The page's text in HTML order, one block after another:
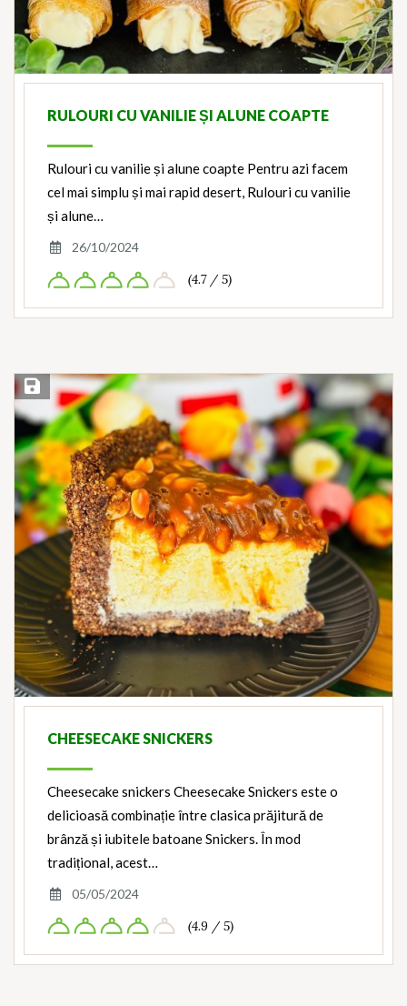
RULOURI CU VANILIE ȘI ALUNE COAPTE
Rulouri cu vanilie și alune coapte Pentru azi facem
cel mai simplu și mai rapid desert, Rulouri cu vanilie
și alune…
26/10/2024
(4.7 / 5)
Save Recipe
CHEESECAKE SNICKERS
Cheesecake snickers Cheesecake Snickers este o
delicioasă combinație între clasica prăjitură de
brânză și iubitele batoane Snickers. În mod
tradițional, acest…
05/05/2024
(4.9 / 5)